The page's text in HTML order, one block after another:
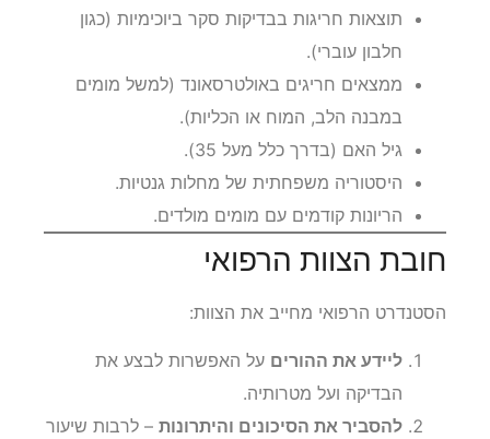
תוצאות חריגות בבדיקות סקר ביוכימיות (כגון
חלבון עוברי).
ממצאים חריגים באולטרסאונד (למשל מומים
במבנה הלב, המוח או הכליות).
גיל האם (בדרך כלל מעל 35).
היסטוריה משפחתית של מחלות גנטיות.
הריונות קודמים עם מומים מולדים.
חובת הצוות הרפואי
הסטנדרט הרפואי מחייב את הצוות:
ליידע את ההורים על האפשרות לבצע את
הבדיקה ועל מטרותיה.
להסביר את הסיכונים והיתרונות – לרבות שיעור